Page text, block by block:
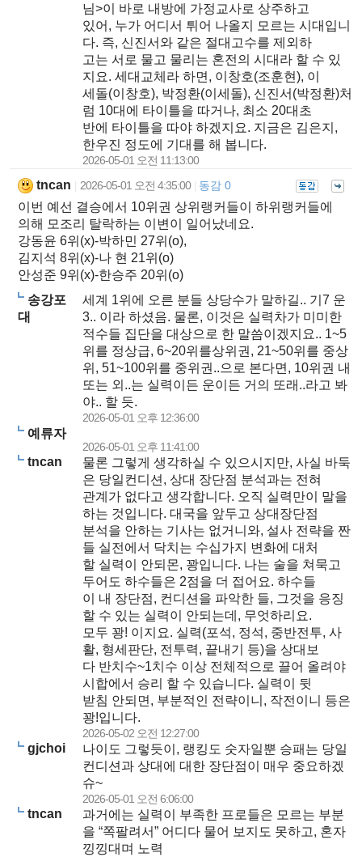
님>이 바로 내방에 가정교사로 상주하고
있어, 누가 어디서 튀어 나올지 모르는 시대입니
다. 즉, 신진서와 같은 절대고수를 제외하
고는 서로 물고 물리는 혼전의 시대라 할 수 있
지요. 세대교체라 하면, 이창호(조훈현), 이
세돌(이창호), 박정환(이세돌), 신진서(박정환)처
럼 10대에 타이틀을 따거나, 최소 20대초
반에 타이틀을 따야 하겠지요. 지금은 김은지,
한우진 정도에 기대를 해 봅니다.
2026-05-01 오전 11:13:00
tncan 2026-05-01 오전 4:35:00 동감 0
이번 예선 결승에서 10위권 상위랭커들이 하위랭커들에
의해 모조리 탈락하는 이변이 일어났네요.
강동윤 6위(x)-박하민 27위(o),
김지석 8위(x)-나 현 21위(o)
안성준 9위(x)-한승주 20위(o)
송강포
대
세계 1위에 오른 분들 상당수가 말하길.. 기7 운
3.. 이라 하셨음. 물론, 이것은 실력차가 미미한
적수들 집단을 대상으로 한 말씀이겠지요.. 1~5
위를 정상급, 6~20위를상위권, 21~50위를 중상
위, 51~100위를 중위권..으로 본다면, 10위권 내
또는 외..는 실력이든 운이든 거의 또래..라고 봐
야.. 할 듯.
2026-05-01 오후 12:36:00
예류자
2026-05-01 오후 11:41:00
tncan
물론 그렇게 생각하실 수 있으시지만, 사실 바둑
은 당일컨디션, 상대 장단점 분석과는 전혀
관계가 없다고 생각합니다. 오직 실력만이 말을
하는 것입니다. 대국을 앞두고 상대장단점
분석을 안하는 기사는 없거니와, 설사 전략을 짠
들 실전에서 닥치는 수십가지 변화에 대처
할 실력이 안되몬, 꽝입니다. 나는 술을 쳐묵고
두어도 하수들은 2점을 더 접어요. 하수들
이 내 장단점, 컨디션을 파악한 들, 그것을 응징
할 수 있는 실력이 안되는데, 무엇하리요.
모두 꽝! 이지요. 실력(포석, 정석, 중반전투, 사
활, 형세판단, 전투력, 끝내기 등)을 상대보
다 반치수~1치수 이상 전체적으로 끌어 올려야
시합에서 승리 할 수 있습니다. 실력이 뒷
받침 안되면, 부분적인 전략이니, 작전이니 등은
꽝!입니다.
2026-05-02 오전 12:27:00
gjchoi
나이도 그렇듯이, 랭킹도 숫자일뿐 승패는 당일
컨디션과 상대에 대한 장단점이 매우 중요하겠
슈~
2026-05-01 오전 6:06:00
tncan
과거에는 실력이 부족한 프로들은 모르는 부분
을 “쪽팔려서” 어디다 물어 보지도 못하고, 혼자
낑낑대며 노력